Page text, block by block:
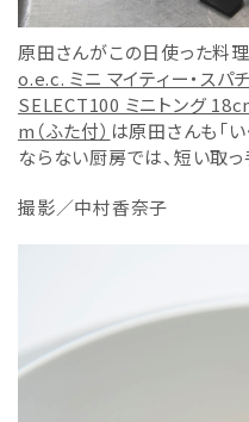
原田さんがこの日使った料理
o.e.c. ミニ マイティー・スパ
SELECT100 ミニトング
m（ふた付） は原田さんも「
ならない厨房では、短い取っ
撮影／中村香奈子